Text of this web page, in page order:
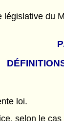
législative du
loi.
selon le cas